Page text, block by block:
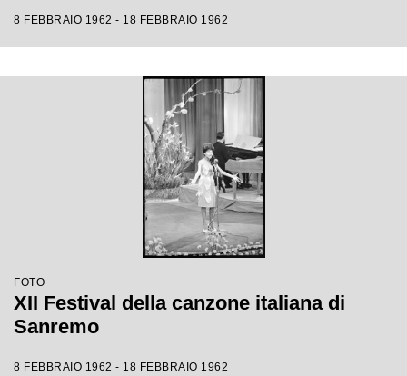
8 FEBBRAIO 1962 - 18 FEBBRAIO 1962
FOTO
XII Festival della canzone italiana di
Sanremo
8 FEBBRAIO 1962 - 18 FEBBRAIO 1962